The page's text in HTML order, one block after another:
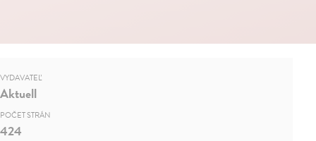
VYDAVATEĽ
Aktuell
POČET STRÁN
424